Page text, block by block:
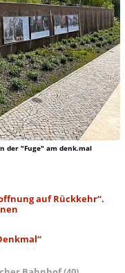
der "Fuge" am denk.mal
auf Rückkehr“.